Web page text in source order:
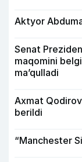
Aktyor
Senat
maqomini
ma’qulladi
Axmat
berildi
“Manchester